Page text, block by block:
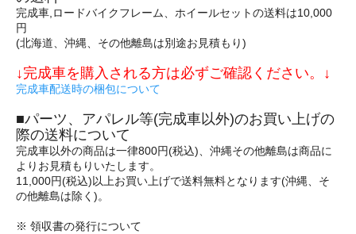
完成車,ロードバイクフレーム、ホイールセットの送料は10,000
円
(北海道、沖縄、その他離島は別途お見積もり)
↓完成車を購入される方は必ずご確認ください。↓
完成車配送時の梱包について
■パーツ、アパレル等(完成車以外)のお買い上げの
際の送料について
完成車以外の商品は一律800円(税込)、沖縄その他離島は商品に
よりお見積もりいたします。
11,000円(税込)以上お買い上げで送料無料となります(沖縄、そ
の他離島は除く)。
※ 領収書の発行について